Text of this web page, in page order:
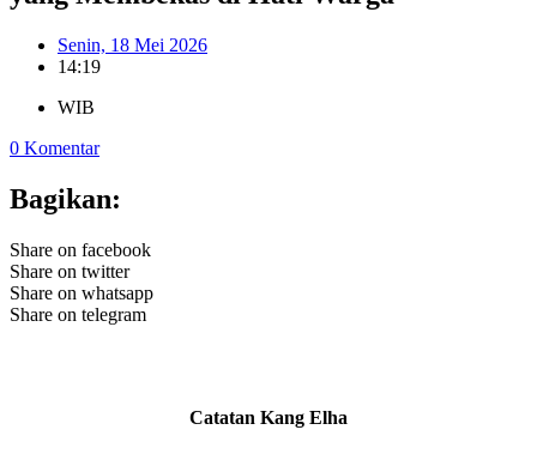
Senin, 18 Mei 2026
14:19
WIB
0 Komentar
Bagikan:
Share on facebook
Share on twitter
Share on whatsapp
Share on telegram
Catatan Kang Elha